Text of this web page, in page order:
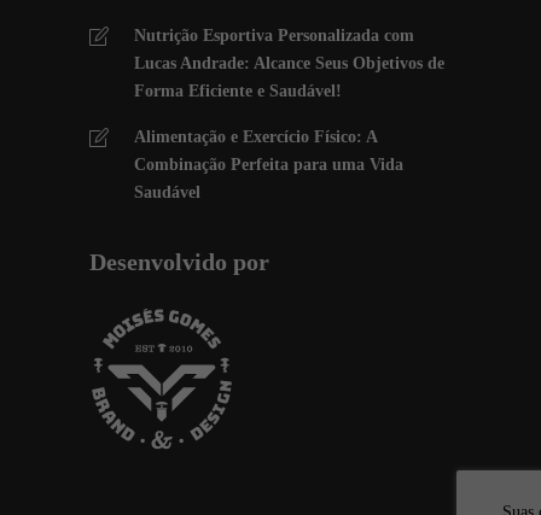
Nutrição Esportiva Personalizada com
Lucas Andrade: Alcance Seus Objetivos de
Forma Eficiente e Saudável!
Alimentação e Exercício Físico: A
Combinação Perfeita para uma Vida
Saudável
Desenvolvido por
Suas